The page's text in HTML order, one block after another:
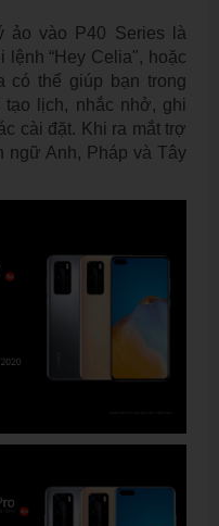
ảo vào P40 Series là
“Hey Celia", hoặc
có thể giúp bạn trong
lịch, nhắc nhở, ghi
cài đặt. Khi ra mắt trợ
ngữ Anh, Pháp và Tây